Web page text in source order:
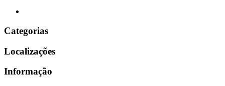
Categorias
Localizações
Informação